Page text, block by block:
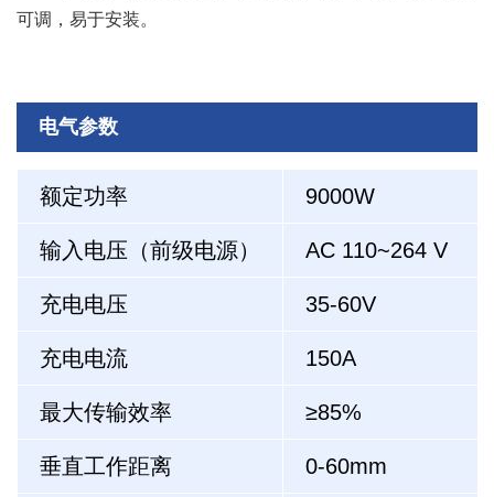
可调，易于安装。
电气参数
额定功率 9000W
输入电压（前级电源） AC 110~264 V
充电电压 35-60V
充电电流 150A
最大传输效率 ≥85%
垂直工作距离 0-60mm